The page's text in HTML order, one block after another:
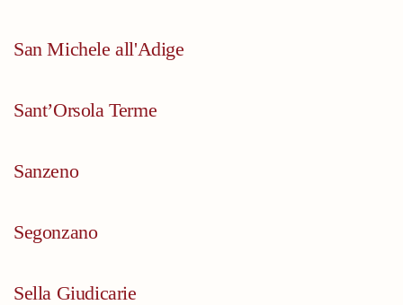
San Michele all'Adige
Sant’Orsola Terme
Sanzeno
Segonzano
Sella Giudicarie